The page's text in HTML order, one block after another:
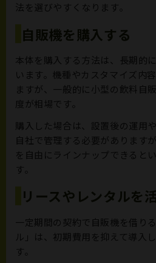
法を選びやすくなります。
自販機を購入する
本体を購入する方法は、長期的
います。機種やカスタマイズ内
ますが、一般的に小型の飲料自
度が相場です。
購入した場合は、設置後の運用
自社で管理する必要があります
を自由にラインナップできると
す。
リースやレンタルを
一定期間の契約で自販機を借り
ル」は、初期費用を抑えて導入
す。